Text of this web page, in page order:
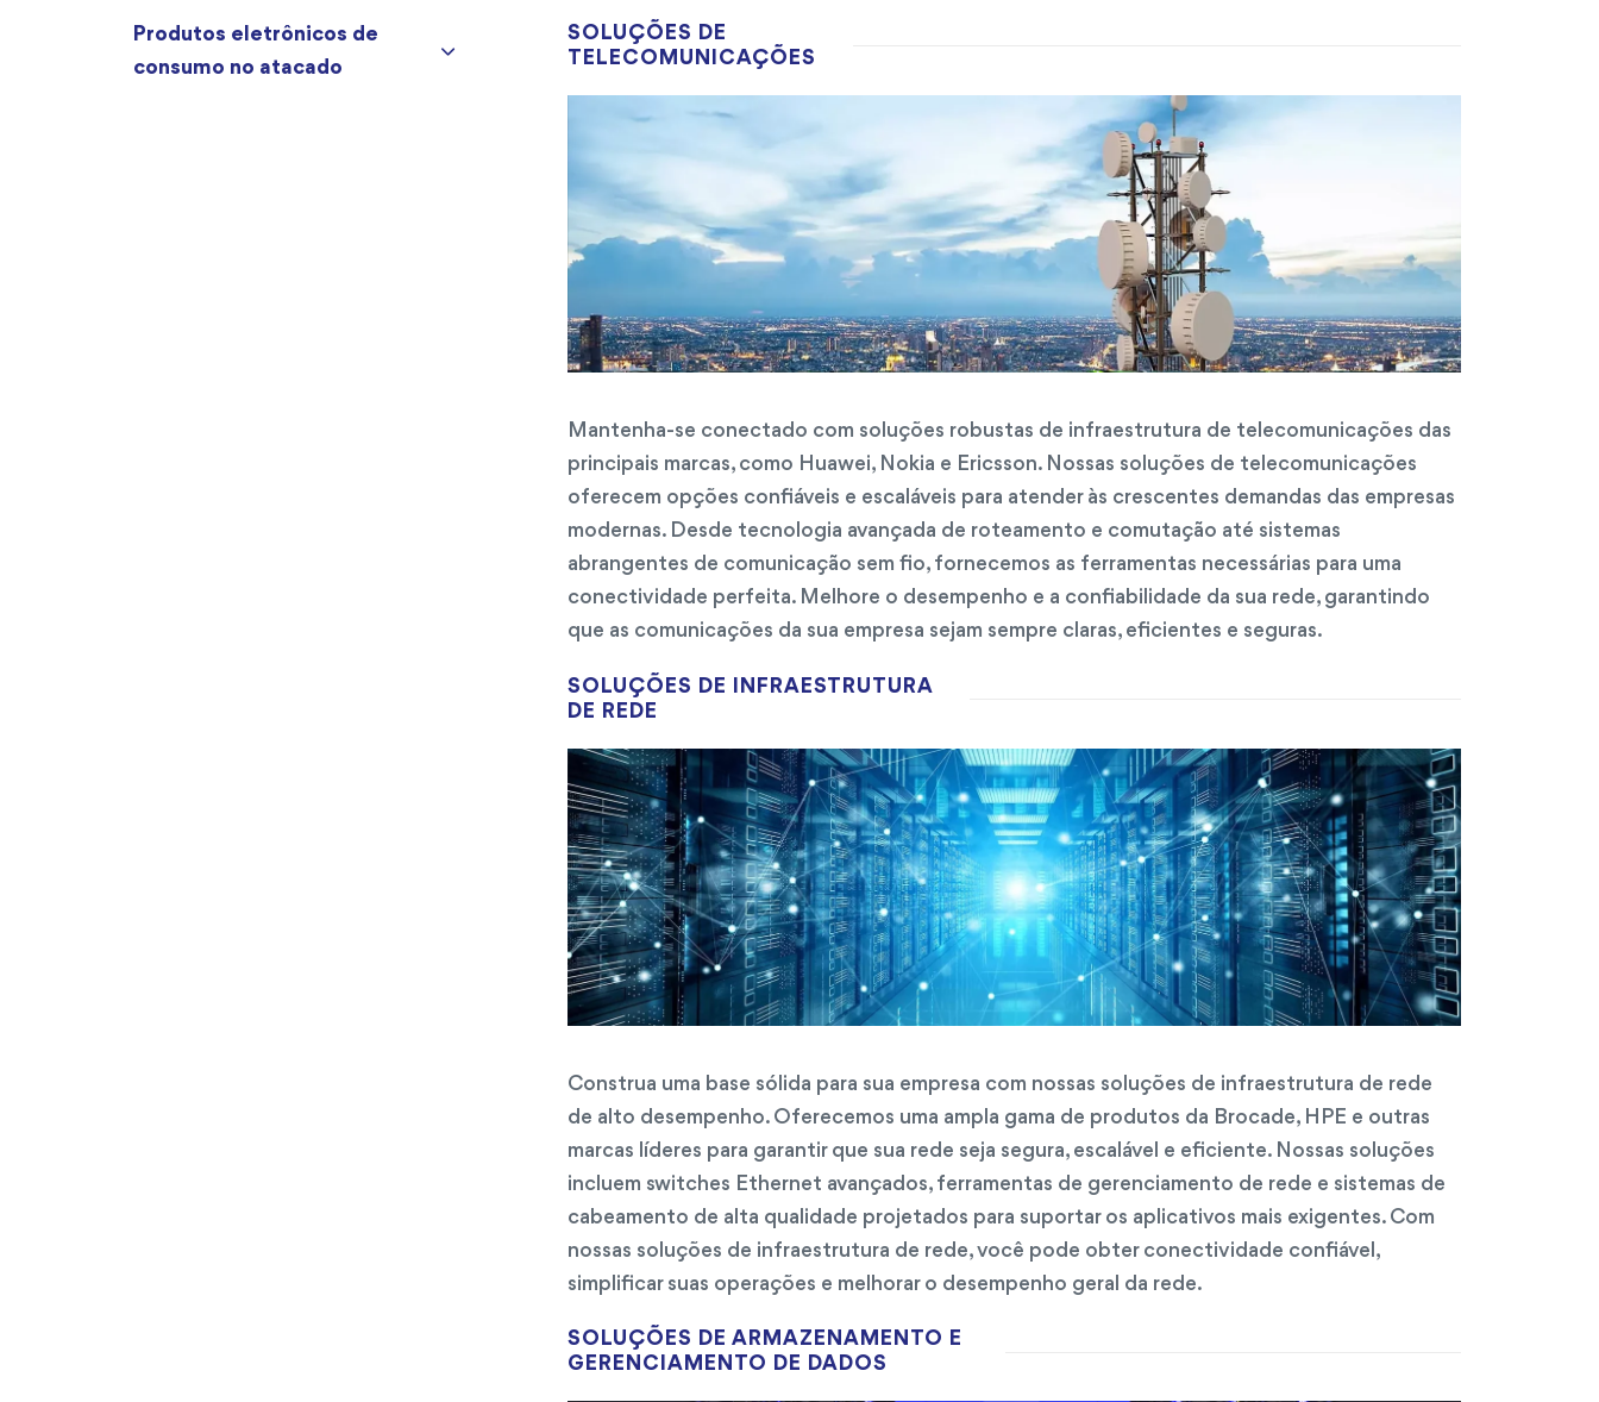
Produtos eletrônicos de
consumo no atacado
SOLUÇÕES DE
TELECOMUNICAÇÕES
Mantenha-se conectado com soluções robustas de infraestrutura de telecomunicações das
principais marcas, como Huawei, Nokia e Ericsson. Nossas soluções de telecomunicações
oferecem opções confiáveis e escaláveis para atender às crescentes demandas das empresas
modernas. Desde tecnologia avançada de roteamento e comutação até sistemas
abrangentes de comunicação sem fio, fornecemos as ferramentas necessárias para uma
conectividade perfeita. Melhore o desempenho e a confiabilidade da sua rede, garantindo
que as comunicações da sua empresa sejam sempre claras, eficientes e seguras.
SOLUÇÕES DE INFRAESTRUTURA
DE REDE
Construa uma base sólida para sua empresa com nossas soluções de infraestrutura de rede
de alto desempenho. Oferecemos uma ampla gama de produtos da Brocade, HPE e outras
marcas líderes para garantir que sua rede seja segura, escalável e eficiente. Nossas soluções
incluem switches Ethernet avançados, ferramentas de gerenciamento de rede e sistemas de
cabeamento de alta qualidade projetados para suportar os aplicativos mais exigentes. Com
nossas soluções de infraestrutura de rede, você pode obter conectividade confiável,
simplificar suas operações e melhorar o desempenho geral da rede.
SOLUÇÕES DE ARMAZENAMENTO E
GERENCIAMENTO DE DADOS